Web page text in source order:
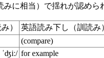
みに相当）で揺れが認め
）
英語読み下し（訓読み
(compare)
ˈʤiː/ for example